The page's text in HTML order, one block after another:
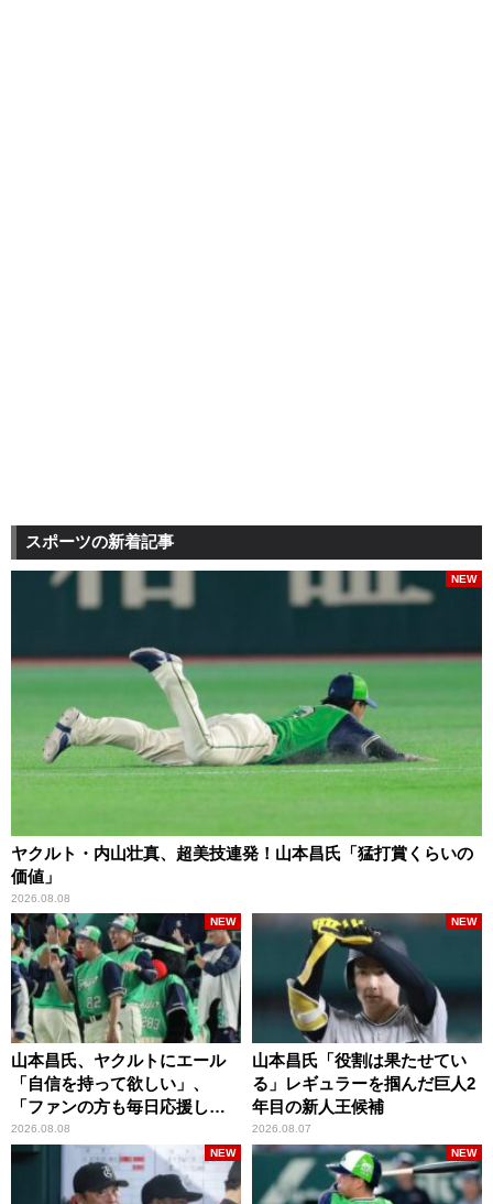
スポーツの新着記事
ヤクルト・内山壮真、超美技連発！山本昌氏「猛打賞くらいの
価値」
2026.08.08
NEW
山本昌氏、ヤクルトにエール
「自信を持って欲しい」、
「ファンの方も毎日応援して
くれています」
2026.08.08
NEW
山本昌氏「役割は果たせてい
る」レギュラーを掴んだ巨人2
年目の新人王候補
2026.08.07
NEW
NEW NEW